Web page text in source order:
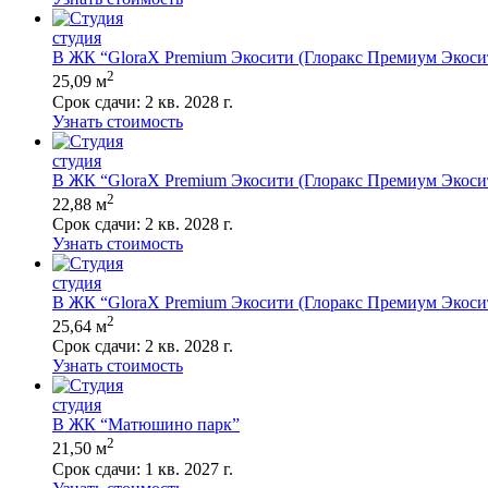
студия
В ЖК “GloraX Premium Экосити (Глоракс Премиум
25,09 м2
Срок сдачи: 2 кв. 2028 г.
Узнать стоимость
студия
В ЖК “GloraX Premium Экосити (Глоракс Премиум
22,88 м2
Срок сдачи: 2 кв. 2028 г.
Узнать стоимость
студия
В ЖК “GloraX Premium Экосити (Глоракс Премиум
25,64 м2
Срок сдачи: 2 кв. 2028 г.
Узнать стоимость
студия
В ЖК “Матюшино парк”
21,50 м2
Срок сдачи: 1 кв. 2027 г.